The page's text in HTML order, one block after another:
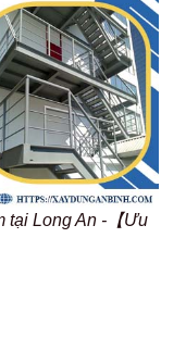
tại Long An -【Ưu